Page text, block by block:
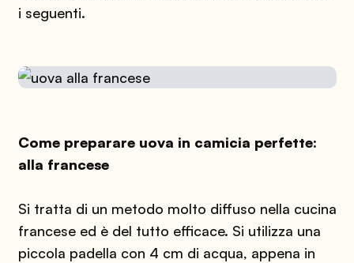
i seguenti.
Come preparare uova in camicia perfette:
alla francese
Si tratta di un metodo molto diffuso nella cucina
francese ed è del tutto efficace. Si utilizza una
piccola padella con 4 cm di acqua, appena in